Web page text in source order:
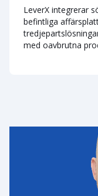
LeverX integrerar
befintliga
med oavbrutna